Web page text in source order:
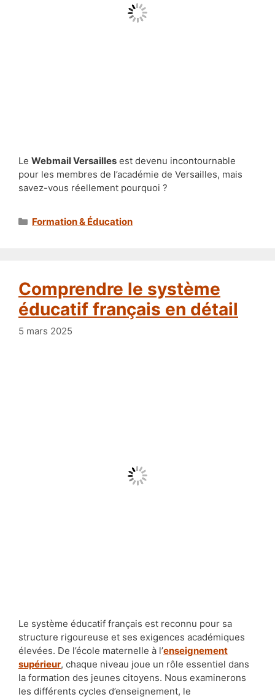
Le Webmail Versailles est devenu incontournable
pour les membres de l’académie de Versailles, mais
savez-vous réellement pourquoi ?
Catégories
Formation & Éducation
Comprendre le système
éducatif français en détail
5 mars 2025
Le système éducatif français est reconnu pour sa
structure rigoureuse et ses exigences académiques
élevées. De l’école maternelle à l’enseignement
supérieur, chaque niveau joue un rôle essentiel dans
la formation des jeunes citoyens. Nous examinerons
les différents cycles d’enseignement, le